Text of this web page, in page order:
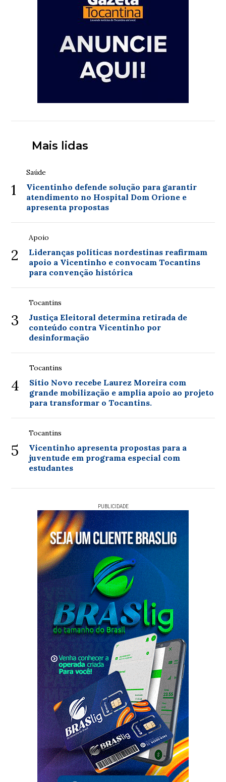
Mais lidas
1
Saúde
Vicentinho defende solução para garantir
atendimento no Hospital Dom Orione e
apresenta propostas
2
Apoio
Lideranças políticas nordestinas reafirmam
apoio a Vicentinho e convocam Tocantins
para convenção histórica
3
Tocantins
Justiça Eleitoral determina retirada de
conteúdo contra Vicentinho por
desinformação
4
Tocantins
Sítio Novo recebe Laurez Moreira com
grande mobilização e amplia apoio ao projeto
para transformar o Tocantins.
5
Tocantins
Vicentinho apresenta propostas para a
juventude em programa especial com
estudantes
PUBLICIDADE